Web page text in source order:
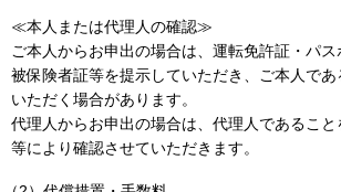
≪本人または代理人の確認≫
ご本人からお申出の場合は、運転免許証・パ
被保険者証等を提示していただき、ご本人で
いただく場合があります。
代理人からお申出の場合は、代理人であるこ
等により確認させていただきます。